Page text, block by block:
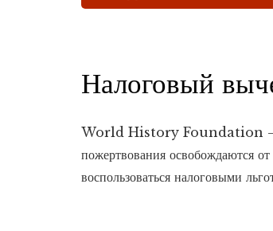
Налоговый
World History Foundation — это
пожертвования освобождаются
воспользоваться налоговыми